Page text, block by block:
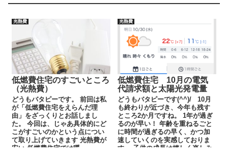
光熱費
低燃費住宅のすごいところ
（光熱費）
どうもバタピーです。 前回は私
が「低燃費住宅をえらんだ理
由」をざっくりとお話しまし
た。 今回は、じゃあ具体的にど
こがすごいのかという点につい
て取り上げていきます 光熱費が
安い 低燃費住宅では暖...
光熱費
低燃費住宅 10月の電気
代請求額と太陽光発電量
どうもバタピーです(^^)/ 10月
も終わりが近づき、今年も残す
ところ2か月ですね。 1年が過ぎ
るのが早い！ 年齢を重ねるごと
に時間が過ぎるの早く、かつ加
速していくのを実感しておりま
す。 子供の成長は嬉しく楽しみ